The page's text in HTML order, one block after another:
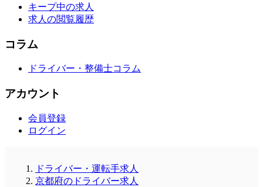
キープ中の求人
求人の閲覧履歴
コラム
ドライバー・整備士コラム
アカウント
会員登録
ログイン
ドライバー・運転手求人
京都府のドライバー求人